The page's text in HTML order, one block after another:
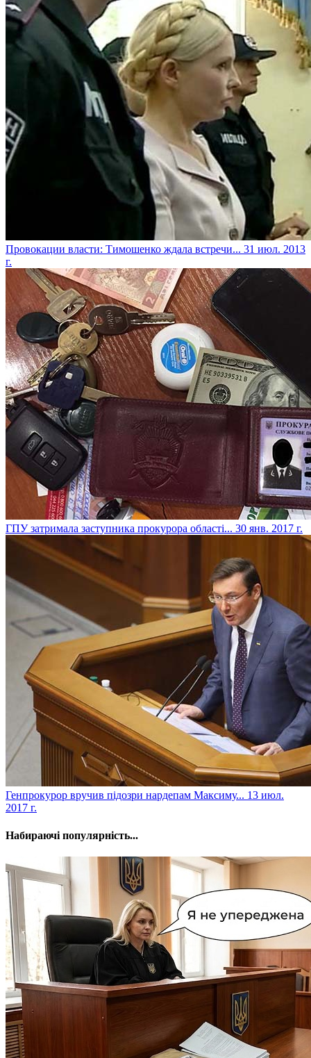
Провокации власти: Тимошенко ждала встречи... 31 июл. 2013
г.
​ГПУ затримала заступника прокурора області... 30 янв. 2017 г.
​Генпрокурор вручив підозри нардепам Максиму... 13 июл.
2017 г.
Набираючі популярність...